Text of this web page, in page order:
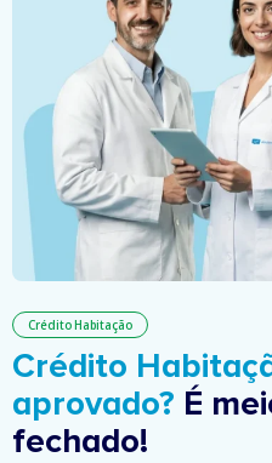
Crédito Habitação
Crédito
aprovado? É
fechado!